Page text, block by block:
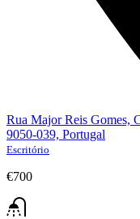
Rua Major Reis Gomes,
9050-039, Portugal
Escritório
€700